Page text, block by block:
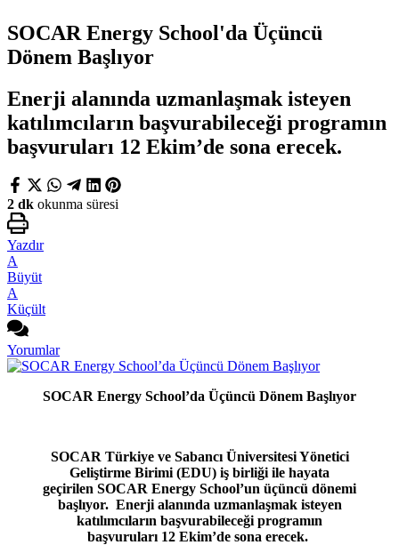
SOCAR Energy School'da Üçüncü
Dönem Başlıyor
Enerji alanında uzmanlaşmak isteyen
katılımcıların başvurabileceği programın
başvuruları 12 Ekim’de sona erecek.
2 dk okunma süresi
Yazdır
A
Büyüt
A
Küçült
Yorumlar
SOCAR Energy School’da Üçüncü Dönem Başlıyor
SOCAR Türkiye ve Sabancı Üniversitesi Yönetici
Geliştirme Birimi (EDU) iş birliği ile hayata
geçirilen SOCAR Energy School’un üçüncü dönemi
başlıyor. Enerji alanında uzmanlaşmak isteyen
katılımcıların başvurabileceği programın
başvuruları 12 Ekim’de sona erecek.